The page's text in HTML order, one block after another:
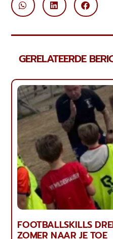
GERELATEERDE
FOOTBALLSKILLS
ZOMER NAAR JE TOE